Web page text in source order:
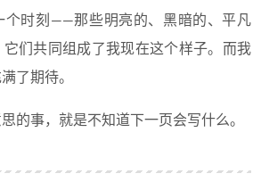
个时刻——那些明亮的、黑暗的、平凡
它们共同组成了我现在这个样子。而我
了期待。
的事，就是不知道下一页会写什么。